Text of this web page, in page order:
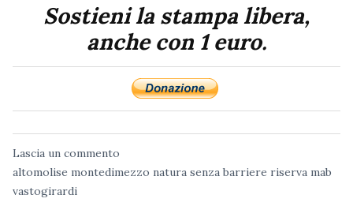
Sostieni la stampa libera,
anche con 1 euro.
Lascia un commento
altomolise montedimezzo natura senza barriere riserva mab
vastogirardi